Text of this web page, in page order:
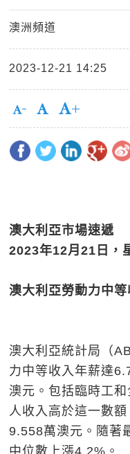
澳洲頻道
2023-12-21 14:25
澳大利亞市場速遞
2023年12月21 日，
澳大利亞勞動力中
澳大利亞統計局（
力中等收入年薪達
澳元。包括臨時工
人收入高於這一數
9.558萬澳元。隨著
中位數上漲4.2%。